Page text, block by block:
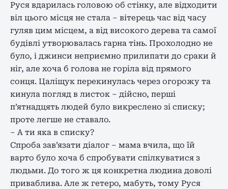
Руся вдарилась головою об стінку, але відходити
віл цього місця не стала – вітерець час від часу
гуляв цим місцем, а від високого дерева та самої
будівлі утворювалась гарна тінь. Прохолодно не
було, і джинси неприємно прилипати до сраки й
ніг, але хоча б голова не горіла від прямого
сонця. Цаліщук перекинулась через огорожу та
кинула погляд в листок – дійсно, перші
п’ятнадцять людей було викреслено зі списку;
проте легше не ставало.
– А ти яка в списку?
Спроба зав’язати діалог – мама вчила, що їй
варто було хоча б спробувати спілкуватися з
людьми. До того ж ця конкретна людина доволі
приваблива. Але ж гетеро, мабуть, тому Руся